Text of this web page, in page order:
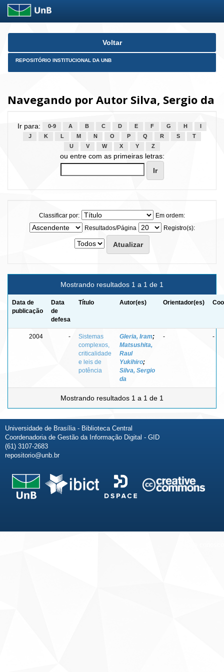
Skip
Voltar
REPOSITÓRIO INSTITUCIONAL DA UNB
Navegando por Autor Silva, Sergio da
Ir para: 0-9 A B C D E F G H
J
K L M N O P Q R S
T
U
V W X Y Z
ou entre com as primeiras letras:
Classificar por:
Em ordem:
Resultados/Página
Registro(s):
Mostrando resultados 1 a 1 de 1
Data de
publicação
Data
de
defesa
Título Autor(es) Orientador(es)
2004 -
Sistemas
complexos,
criticalidade
e leis de
potência
Gleria, Iram;
Matsushita,
Raul
Yukihiro;
Silva, Sergio
da
- -
Mostrando resultados 1 a 1 de 1
Universidade de Brasília - Biblioteca Central
Coordenadoria de Gestão da Informação Digital - GID
(61) 3107-2683
repositorio@unb.br